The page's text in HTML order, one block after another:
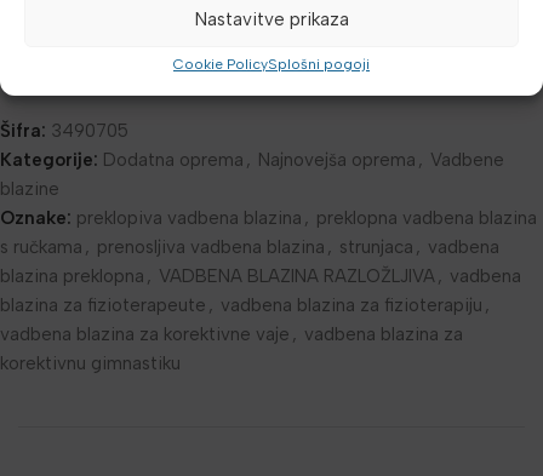
Nastavitve prikaza
Cookie PolicySplošni pogoji
Dodatne podrobnosti
Šifra: 3490705
Kategorije: Dodatna oprema , Najnovejša oprema , Vadbene
blazine
Oznake: preklopiva vadbena blazina , preklopna vadbena blazina
s ručkama , prenosljiva vadbena blazina , strunjaca , vadbena
blazina preklopna , VADBENA BLAZINA RAZLOŽLJIVA, vadbena
blazina za fizioterapeute , vadbena blazina za fizioterapiju ,
vadbena blazina za korektivne vaje , vadbena blazina za
korektivnu gimnastiku